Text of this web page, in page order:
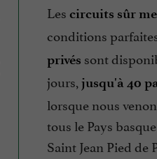
Les circuits sûr
conditions
privés sont
jours, jusqu'à 40
lorsque nous
tous le Pays
Saint Jean Pied de